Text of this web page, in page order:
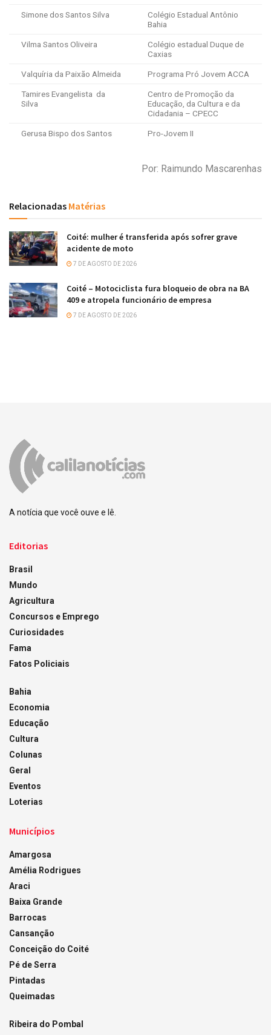
Simone dos Santos Silva
Colégio Estadual Antônio
Bahia
Vilma Santos Oliveira
Colégio estadual Duque de
Caxias
Valquíria da Paixão Almeida Programa Pró Jovem ACCA
Tamires Evangelista da
Silva
Centro de Promoção da
Educação, da Cultura e da
Cidadania – CPECC
Gerusa Bispo dos Santos Pro-Jovem II
Por: Raimundo Mascarenhas
Relacionadas Matérias
Coité: mulher é transferida após sofrer grave
acidente de moto
7 DE AGOSTO DE 2026
Coité – Motociclista fura bloqueio de obra na BA
409 e atropela funcionário de empresa
7 DE AGOSTO DE 2026
A notícia que você ouve e lê.
Editorias
Brasil
Mundo
Agricultura
Concursos e Emprego
Curiosidades
Fama
Fatos Policiais
Bahia
Economia
Educação
Cultura
Colunas
Geral
Eventos
Loterias
Municípios
Amargosa
Amélia Rodrigues
Araci
Baixa Grande
Barrocas
Cansanção
Conceição do Coité
Pé de Serra
Pintadas
Queimadas
Ribeira do Pombal